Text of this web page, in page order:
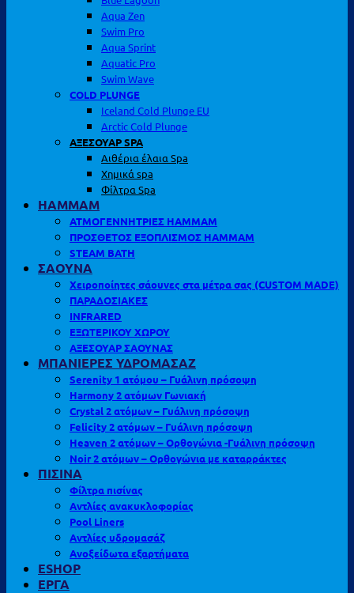
Aqua Zen
Swim Pro
Aqua Sprint
Aquatic Pro
Swim Wave
COLD PLUNGE
Iceland Cold Plunge EU
Arctic Cold Plunge
ΑΞΕΣΟΥΑΡ SPA
Αιθέρια έλαια Spa
Χημικά spa
Φίλτρα Spa
HAMMAM
ΑΤΜΟΓΕΝΝΗΤΡΙΕΣ HAMMAM
ΠΡΟΣΘΕΤΟΣ ΕΞΟΠΛΙΣΜΟΣ HAMMAM
STEAM BATH
ΣΑΟΥΝΑ
Χειροποίητες σάουνες στα μέτρα σας (CUSTOM MADE)
ΠΑΡΑΔΟΣΙΑΚΕΣ
INFRARED
ΕΞΩΤΕΡΙΚΟΥ ΧΩΡΟΥ
ΑΞΕΣΟΥΑΡ ΣΑΟΥΝΑΣ
ΜΠΑΝΙΕΡΕΣ ΥΔΡΟΜΑΣΑΖ
Serenity 1 ατόμου – Γυάλινη πρόσοψη
Harmony 2 ατόμων Γωνιακή
Crystal 2 ατόμων – Γυάλινη πρόσοψη
Felicity 2 ατόμων – Γυάλινη πρόσοψη
Heaven 2 ατόμων – Ορθογώνια -Γυάλινη πρόσοψη
Noir 2 ατόμων – Ορθογώνια με καταρράκτες
ΠΙΣΙΝΑ
Φίλτρα πισίνας
Αντλίες ανακυκλοφορίας
Pool Liners
Αντλίες υδρομασάζ
Ανοξείδωτα εξαρτήματα
ESHOP
ΕΡΓΑ